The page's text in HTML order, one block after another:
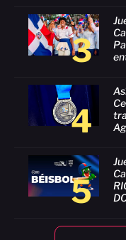
3
4
5